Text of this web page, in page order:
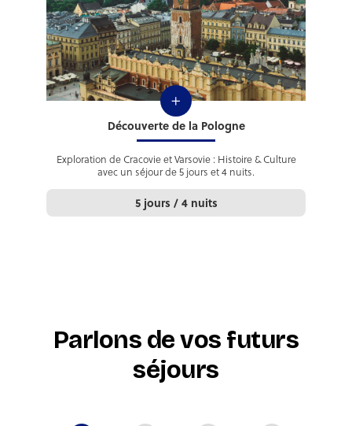
+
Découverte de la Pologne
Exploration de Cracovie et Varsovie : Histoire & Culture
avec un séjour de 5 jours et 4 nuits.
5 jours / 4 nuits
Parlons de vos futurs
séjours